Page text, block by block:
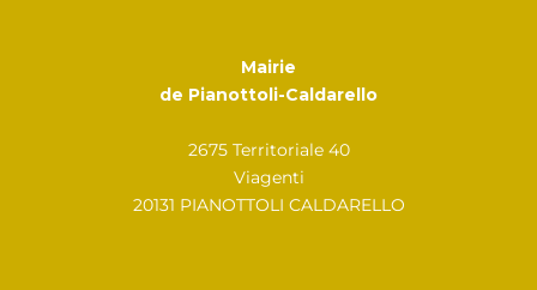
Mairie
de Pianottoli-Caldarello
2675 Territoriale 40
Viagenti
20131 PIANOTTOLI CALDARELLO